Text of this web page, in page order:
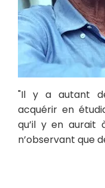
"Il y a autant
acquérir en
qu’il y en aurait
n’observant que